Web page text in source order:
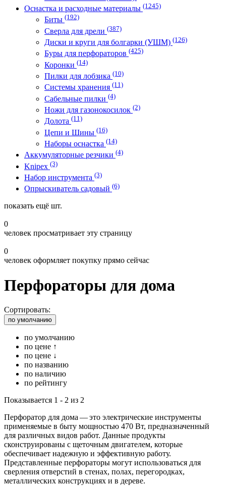
Оснастка и расходные материалы (1245)
Биты (192)
Сверла для дрели (387)
Диски и круги для болгарки (УШМ) (126)
Буры для перфораторов (425)
Коронки (14)
Пилки для лобзика (10)
Системы хранения (11)
Сабельные пилки (4)
Ножи для газонокосилок (2)
Долота (11)
Цепи и Шины (16)
Наборы оснастка (14)
Аккумуляторные резчики (4)
Knipex (3)
Набор инструмента (3)
Опрыскиватель садовый (6)
показать ещё шт.
0
человек просматривает эту страницу
0
человек оформляет покупку прямо сейчас
Перфораторы для дома
Сортировать:
по умолчанию
по умолчанию
по цене ↑
по цене ↓
по названию
по наличию
по рейтингу
Показывается 1 - 2 из 2
Перфоратор для дома — это электрические инструменты
применяемые в быту мощностью 470 Вт, предназначенный
для различных видов работ. Данные продукты
сконструированы с щеточным двигателем, которые
обеспечивает надежную и эффективную работу.
Представленные перфораторы могут использоваться для
сверления отверстий в стенах, полах, перегородках,
металлических конструкциях и в дереве.